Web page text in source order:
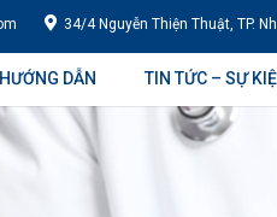
34/4 Nguyễn Thiện Thuật, TP.
HƯỚNG DẪN TIN TỨC – SỰ